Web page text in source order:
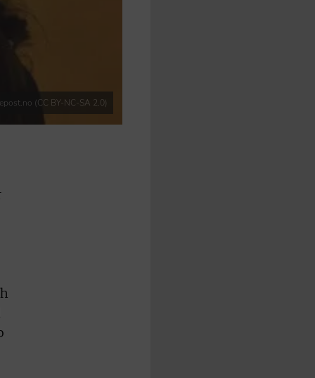
(CC BY-NC-SA 2.0)